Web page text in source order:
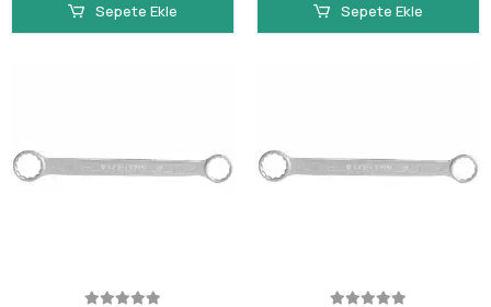
Sepete Ekle Sepete Ekle